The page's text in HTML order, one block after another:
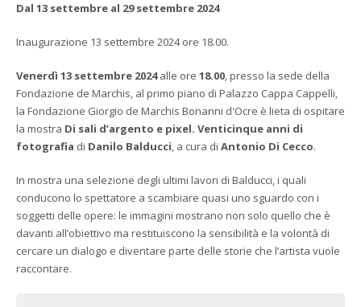
Dal 13 settembre al 29 settembre 2024
Inaugurazione 13 settembre 2024 ore 18.00.
Venerdì 13 settembre 2024alle ore 18.00, presso la sede della
Fondazione de Marchis, al primo piano di Palazzo Cappa Cappelli,
la Fondazione Giorgio de Marchis Bonanni d'Ocre è lieta di ospitare
la mostra Di sali d’argento e pixel. Venticinque anni di
fotografia di Danilo Balducci, a cura di Antonio Di Cecco.
In mostra una selezione degli ultimi lavori di Balducci, i quali
conducono lo spettatore a scambiare quasi uno sguardo con i
soggetti delle opere: le immagini mostrano non solo quello che è
davanti all’obiettivo ma restituiscono la sensibilità e la volontà di
cercare un dialogo e diventare parte delle storie che l’artista vuole
raccontare.